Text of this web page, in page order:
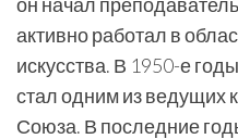
активно работал в
искусства. В 1950-е
стал одним из ведущих
Союза. В последние